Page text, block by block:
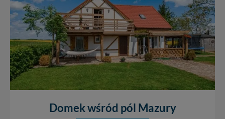
Domek wśród pól Mazury